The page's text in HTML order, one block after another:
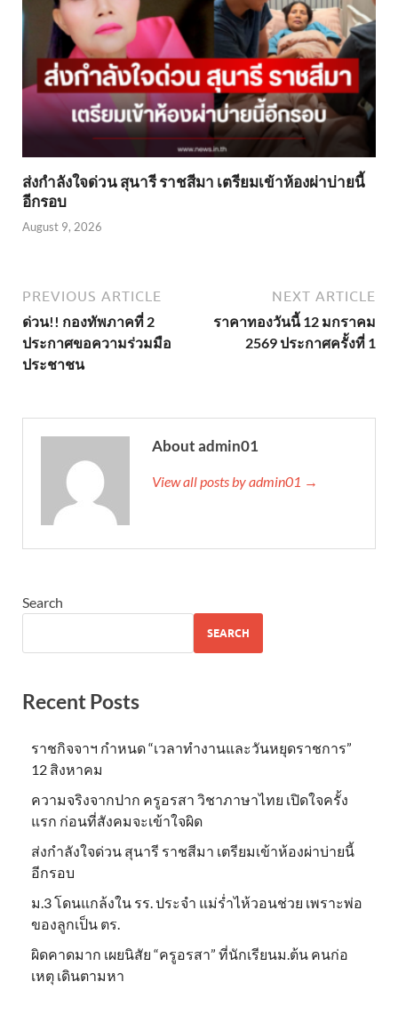
ส่งกำลังใจด่วน สุนารี ราชสีมา เตรียมเข้าห้องผ่าบ่ายนี้
อีกรอบ
August 9, 2026
PREVIOUS ARTICLE
ด่วน!! กองทัพภาคที่ 2
ประกาศขอความร่วมมือ
ประชาชน
NEXT ARTICLE
ราคาทองวันนี้ 12 มกราคม
2569 ประกาศครั้งที่ 1
About admin01
View all posts by admin01 →
Search
SEARCH
Recent Posts
ราชกิจจาฯ กำหนด “เวลาทำงานและวันหยุดราชการ”
12 สิงหาคม
ความจริงจากปาก ครูอรสา วิชาภาษาไทย เปิดใจครั้ง
แรก ก่อนที่สังคมจะเข้าใจผิด
ส่งกำลังใจด่วน สุนารี ราชสีมา เตรียมเข้าห้องผ่าบ่ายนี้
อีกรอบ
ม.3 โดนแกล้งใน รร. ประจำ แม่ร่ำไห้วอนช่วย เพราะพ่อ
ของลูกเป็น ตร.
ผิดคาดมาก เผยนิสัย “ครูอรสา” ที่นักเรียนม.ต้น คนก่อ
เหตุ เดินตามหา